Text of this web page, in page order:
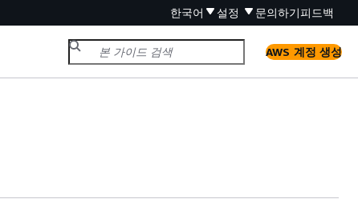
한국어 설정 문의하기피드백
AWS 계정 생성